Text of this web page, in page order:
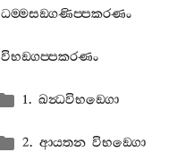
ධම‍්මසඞ‍්ගණිප‍්පකරණං
විභඞ‍්ගප‍්පකරණං
1. ඛන්‍ධවිභඞ‍්ගො
2. ආයතන විභඞ‍්ගො